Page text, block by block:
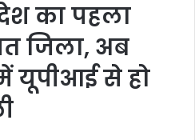
का पहला
जिला, अब
यूपीआई से हो